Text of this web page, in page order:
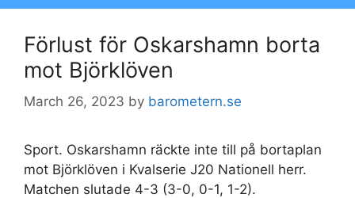
Förlust för Oskarshamn borta
mot Björklöven
March 26, 2023 by barometern.se
Sport. Oskarshamn räckte inte till på bortaplan
mot Björklöven i Kvalserie J20 Nationell herr.
Matchen slutade 4-3 (3-0, 0-1, 1-2).